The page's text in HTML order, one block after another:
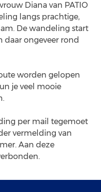
Diana van PATIO
langs prachtige,
De wandeling start
daar ongeveer rond
worden gelopen
je veel mooie
per mail tegemoet
vermelding van
Aan deze